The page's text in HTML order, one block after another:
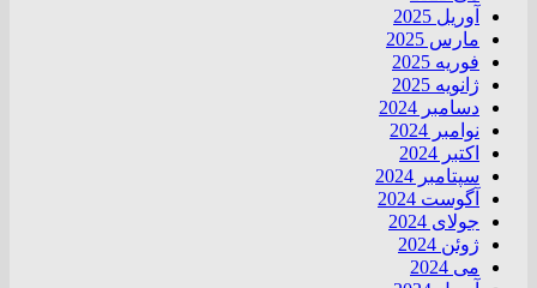
آوریل 2025
مارس 2025
فوریه 2025
ژانویه 2025
دسامبر 2024
نوامبر 2024
اکتبر 2024
سپتامبر 2024
آگوست 2024
جولای 2024
ژوئن 2024
می 2024